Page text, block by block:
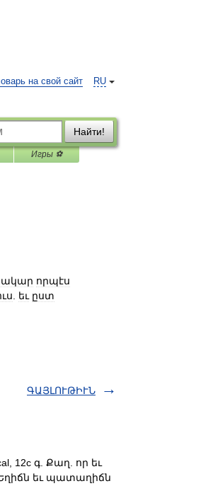
RU
на свой сайт
Найти!
Игры ⚽
որպէս
եւ ըստ
ԳԱՅԼՈՒԹԻՒՆ
12c գ. Քաղ. որ եւ
եւ պատաղիճն